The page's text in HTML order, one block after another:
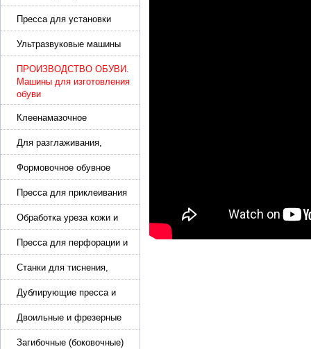
жемчуга, бусин, заклепок и
фурнитура
Пресса для установки
фурнитуры: блочка,
люверсы, петля
Ультразвуковые машины
для сварки
ПРОИЗВОДСТВО ОБУВИ.
Машины для изготовления
обуви
Клеенамазочное
оборудование и активаторы
клея
Для разглаживания,
разбивания и герметизации
шва
Формовочное обувное
оборудование
Пресса для приклеивания
подошвы и прибивки
каблука
Обработка уреза кожи и
покрасочные камеры
Пресса для перфорации и
тиснения
Станки для тиснения,
нанесения логотипа и
нумераторы
Дублирующие пресса и
утюги для разглаживания
кожи
Двоильные и фрезерные
машины для слоения и
фрезерования кожи
Загибочные (боковочные)